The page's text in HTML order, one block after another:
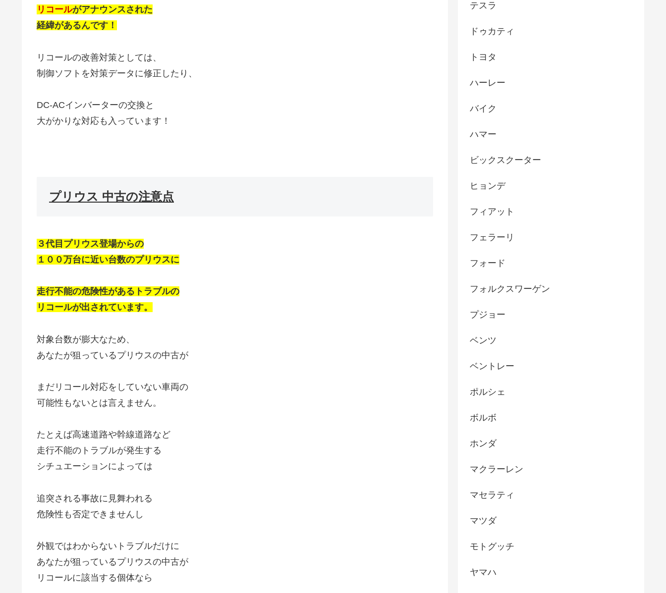
リコールがアナウンスされた
経緯があるんです！
リコールの改善対策としては、
制御ソフトを対策データに修正したり、
DC-ACインバーターの交換と
大がかりな対応も入っています！
プリウス 中古の注意点
３代目プリウス登場からの
１００万台に近い台数のプリウスに
走行不能の危険性があるトラブルの
リコールが出されています。
対象台数が膨大なため、
あなたが狙っているプリウスの中古が
まだリコール対応をしていない車両の
可能性もないとは言えません。
たとえば高速道路や幹線道路など
走行不能のトラブルが発生する
シチュエーションによっては
追突される事故に見舞われる
危険性も否定できませんし
外観ではわからないトラブルだけに
あなたが狙っているプリウスの中古が
リコールに該当する個体なら
テスラ
ドゥカティ
トヨタ
ハーレー
バイク
ハマー
ビックスクーター
ヒョンデ
フィアット
フェラーリ
フォード
フォルクスワーゲン
プジョー
ベンツ
ベントレー
ポルシェ
ボルボ
ホンダ
マクラーレン
マセラティ
マツダ
モトグッチ
ヤマハ